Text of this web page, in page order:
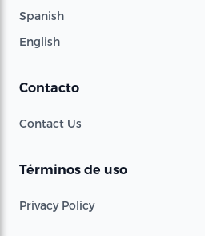
Spanish
English
Contacto
Contact Us
Términos de uso
Privacy Policy